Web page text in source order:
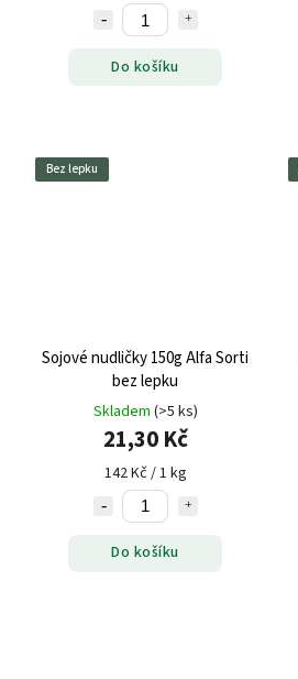
Do košíku
Bez lepku
Sojové nudličky 150g Alfa Sorti
bez lepku
Skladem (>5 ks)
21,30 Kč
142 Kč / 1 kg
Do košíku